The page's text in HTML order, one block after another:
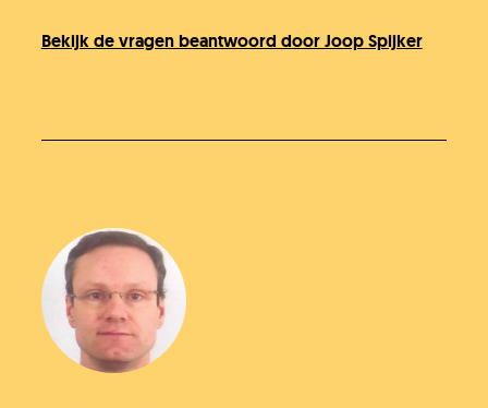
Bekijk de vragen beantwoord door Joop Spijker